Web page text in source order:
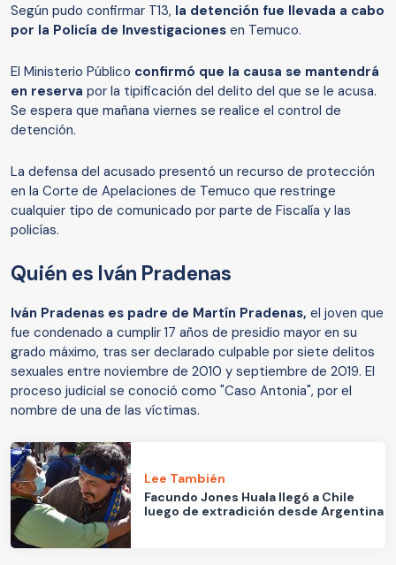
Según pudo confirmar T13, la detención fue llevada a cabo
por la Policía de Investigaciones en Temuco.
El Ministerio Público confirmó que la causa se mantendrá
en reserva por la tipificación del delito del que se le acusa.
Se espera que mañana viernes se realice el control de
detención.
La defensa del acusado presentó un recurso de protección
en la Corte de Apelaciones de Temuco que restringe
cualquier tipo de comunicado por parte de Fiscalía y las
policías.
Quién es Iván Pradenas
Iván Pradenas es padre de Martín Pradenas, el joven que
fue condenado a cumplir 17 años de presidio mayor en su
grado máximo, tras ser declarado culpable por siete delitos
sexuales entre noviembre de 2010 y septiembre de 2019. El
proceso judicial se conoció como "Caso Antonia", por el
nombre de una de las víctimas.
Lee También
Facundo Jones Huala llegó a Chile
luego de extradición desde Argentina